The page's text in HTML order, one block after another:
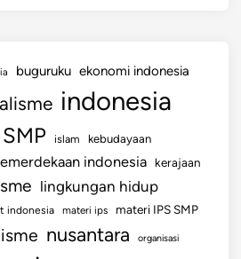
buguruku ekonomi indonesia
indonesia
islam kebudayaan
indonesia kerajaan
lingkungan hidup
indonesia materi ips materi IPS SMP
nusantara organisasi